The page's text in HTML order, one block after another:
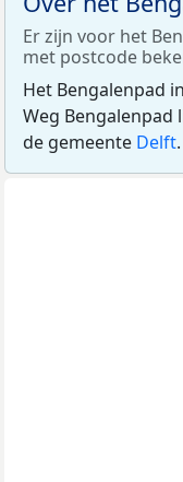
Er zijn voor het
met postcode
Het Bengalenpad
Weg
de gemeente Delft.